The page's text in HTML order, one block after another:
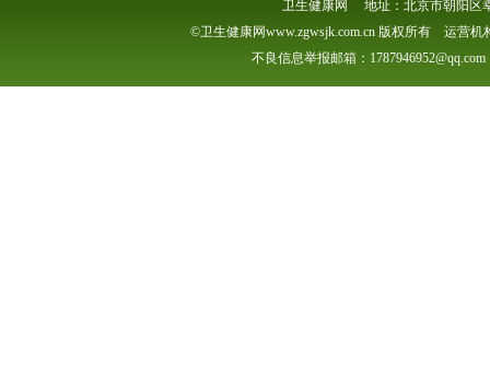
卫生健康网 地址：北京市朝阳区
©卫生健康网www.zgwsjk.com.cn 版权所有 运营
不良信息举报邮箱：